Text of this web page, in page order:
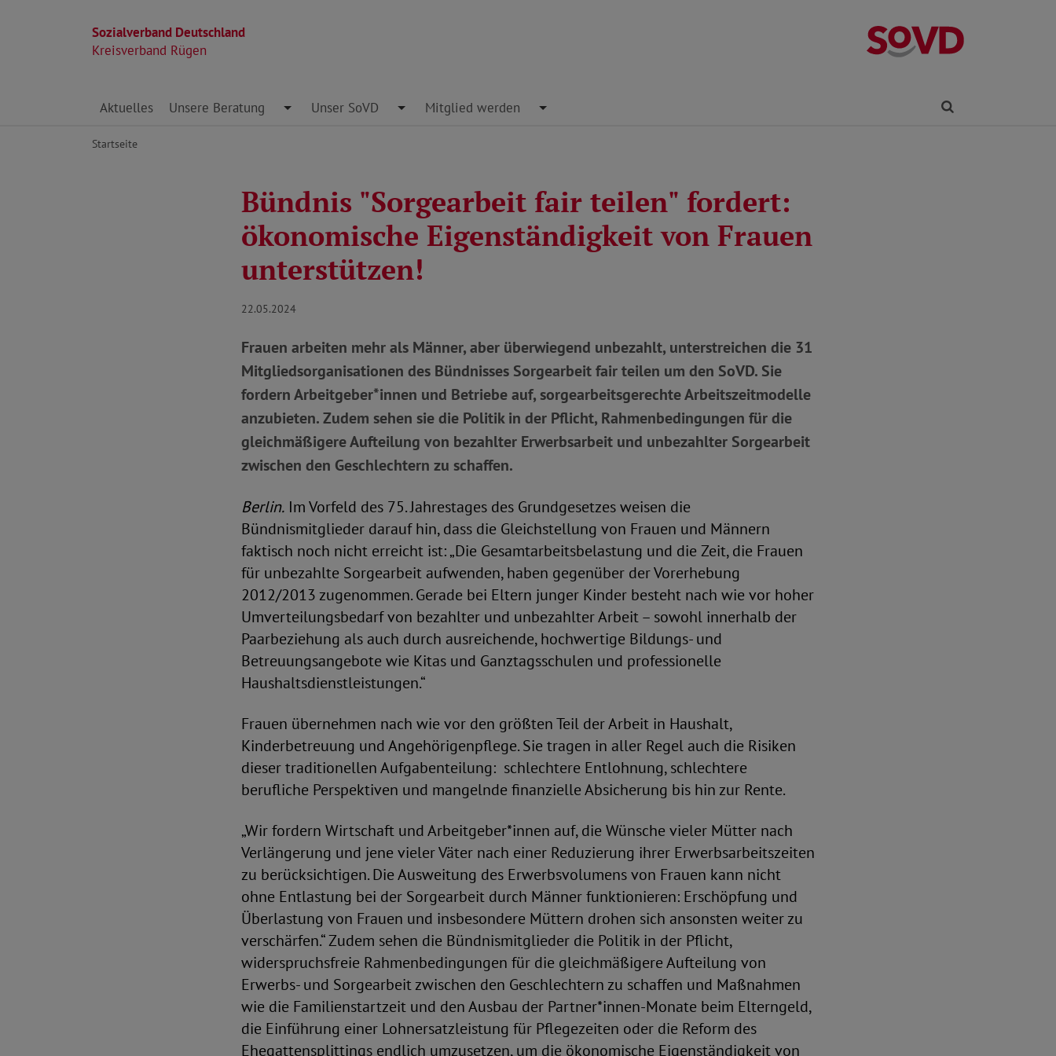
Sozialverband Deutschland
Kreisverband Rügen
Kreisverband
Direkt zu den Inhalten springen
Aktuelles Unsere Beratung Toggle Dropdown
Unser SoVD Toggle Dropdown
Mitglied werden Toggle Dropdown
Startseite
Bündnis "Sorgearbeit fair teilen" fordert:
ökonomische Eigenständigkeit von Frauen
unterstützen!
22.05.2024
Frauen arbeiten mehr als Männer, aber überwiegend unbezahlt, unterstreichen die 31
Mitgliedsorganisationen des Bündnisses Sorgearbeit fair teilen um den SoVD. Sie
fordern Arbeitgeber*innen und Betriebe auf, sorgearbeitsgerechte Arbeitszeitmodelle
anzubieten. Zudem sehen sie die Politik in der Pflicht, Rahmenbedingungen für die
gleichmäßigere Aufteilung von bezahlter Erwerbsarbeit und unbezahlter Sorgearbeit
zwischen den Geschlechtern zu schaffen.
Berlin. Im Vorfeld des 75. Jahrestages des Grundgesetzes weisen die
Bündnismitglieder darauf hin, dass die Gleichstellung von Frauen und Männern
faktisch noch nicht erreicht ist: „Die Gesamtarbeitsbelastung und die Zeit, die Frauen
für unbezahlte Sorgearbeit aufwenden, haben gegenüber der Vorerhebung
2012/2013 zugenommen. Gerade bei Eltern junger Kinder besteht nach wie vor hoher
Umverteilungsbedarf von bezahlter und unbezahlter Arbeit – sowohl innerhalb der
Paarbeziehung als auch durch ausreichende, hochwertige Bildungs- und
Betreuungsangebote wie Kitas und Ganztagsschulen und professionelle
Haushaltsdienstleistungen.“
Frauen übernehmen nach wie vor den größten Teil der Arbeit in Haushalt,
Kinderbetreuung und Angehörigenpflege. Sie tragen in aller Regel auch die Risiken
dieser traditionellen Aufgabenteilung: schlechtere Entlohnung, schlechtere
berufliche Perspektiven und mangelnde finanzielle Absicherung bis hin zur Rente.
„Wir fordern Wirtschaft und Arbeitgeber*innen auf, die Wünsche vieler Mütter nach
Verlängerung und jene vieler Väter nach einer Reduzierung ihrer Erwerbsarbeitszeiten
zu berücksichtigen. Die Ausweitung des Erwerbsvolumens von Frauen kann nicht
ohne Entlastung bei der Sorgearbeit durch Männer funktionieren: Erschöpfung und
Überlastung von Frauen und insbesondere Müttern drohen sich ansonsten weiter zu
verschärfen.“ Zudem sehen die Bündnismitglieder die Politik in der Pflicht,
widerspruchsfreie Rahmenbedingungen für die gleichmäßigere Aufteilung von
Erwerbs- und Sorgearbeit zwischen den Geschlechtern zu schaffen und Maßnahmen
wie die Familienstartzeit und den Ausbau der Partner*innen-Monate beim Elterngeld,
die Einführung einer Lohnersatzleistung für Pflegezeiten oder die Reform des
Ehegattensplittings endlich umzusetzen, um die ökonomische Eigenständigkeit von